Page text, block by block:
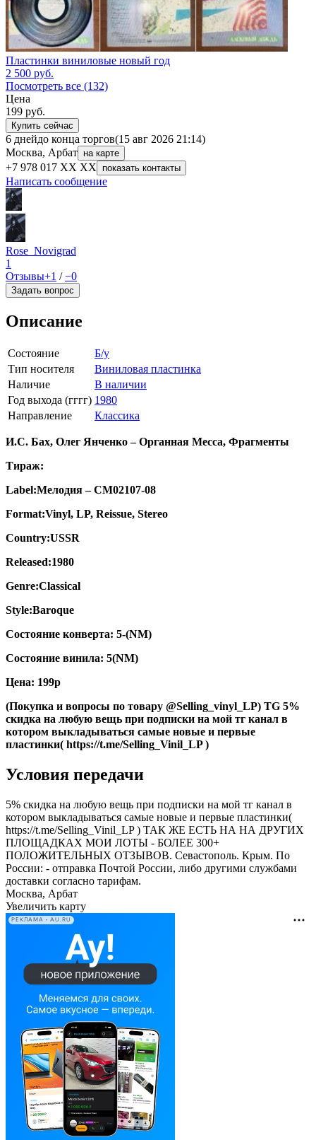
Пластинки виниловые новый год
2 500 руб.
Посмотреть все (132)
Цена
199 руб.
Купить сейчас
6 днейдо конца торгов(15 авг 2026 21:14)
Москва, Арбат на карте
+7 978 017 XX XX показать контакты
Написать сообщение
Rose_Novigrad
1
Отзывы+1 /−0
Задать вопрос
Описание
Состояние
Б/у
Тип носителя
Виниловая пластинка
Наличие
В наличии
Год выхода (гггг) 1980
Направление
Классика
И.С. Бах, Олег Янченко – Органная Месса, Фрагменты
Тираж:
Label:Мелодия – СМ02107-08
Format:Vinyl, LP, Reissue, Stereo
Country:USSR
Released:1980
Genre:Classical
Style:Baroque
Состояние конверта: 5-(NM)
Состояние винила: 5(NM)
Цена: 199р
(Покупка и вопросы по товару @Selling_vinyl_LP) TG 5%
скидка на любую вещь при подписки на мой тг канал в
котором выкладываться самые новые и первые
пластинки( https://t.me/Selling_Vinil_LP )
Условия передачи
5% скидка на любую вещь при подписки на мой тг канал в
котором выкладываться самые новые и первые пластинки(
https://t.me/Selling_Vinil_LP ) ТАК ЖЕ ЕСТЬ НА НА ДРУГИХ
ПЛОЩАДКАХ МОИ ЛОТЫ - БОЛЕЕ 300+
ПОЛОЖИТЕЛЬНЫХ ОТЗЫВОВ. Севастополь. Крым. По
России: - отправка Почтой России, либо другими службами
доставки согласно тарифам.
Москва, Арбат
Увеличить карту
РЕКЛАМА • AU.RU